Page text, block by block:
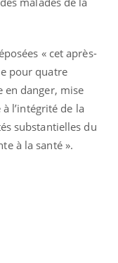
« cet après-
pour quatre
en danger, mise
l’intégrité de la
substantielles du
à la santé ».